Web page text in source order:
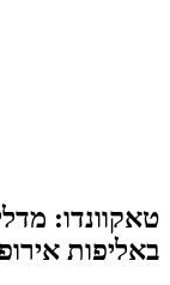
טאקוונדו:
באליפות